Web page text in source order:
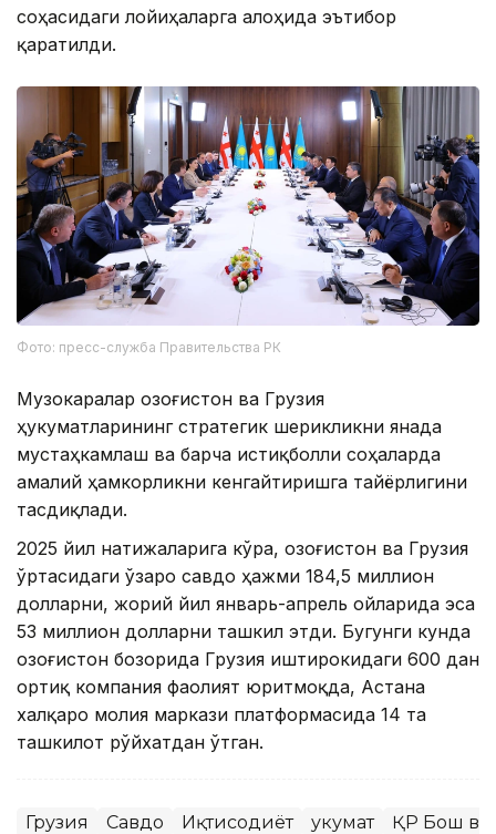
соҳасидаги лойиҳаларга алоҳида эътибор
қаратилди.
Фото: пресс-служба Правительства РК
Музокаралар Қозоғистон ва Грузия
ҳукуматларининг стратегик шерикликни янада
мустаҳкамлаш ва барча истиқболли соҳаларда
амалий ҳамкорликни кенгайтиришга тайёрлигини
тасдиқлади.
2025 йил натижаларига кўра, Қозоғистон ва Грузия
ўртасидаги ўзаро савдо ҳажми 184,5 миллион
долларни, жорий йил январь-апрель ойларида эса
53 миллион долларни ташкил этди. Бугунги кунда
Қозоғистон бозорида Грузия иштирокидаги 600 дан
ортиқ компания фаолият юритмоқда, Астана
халқаро молия маркази платформасида 14 та
ташкилот рўйхатдан ўтган.
Грузия Савдо Иқтисодиёт Ҳукумат ҚР Бош